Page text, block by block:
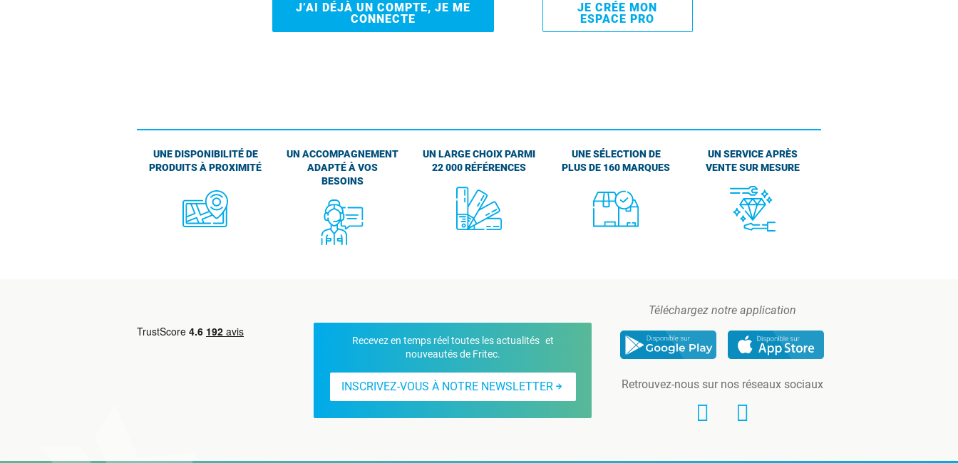
J’AI DÉJÀ UN COMPTE, JE ME
CONNECTE
JE CRÉE MON
ESPACE PRO
UNE DISPONIBILITÉ DE
PRODUITS À PROXIMITÉ
UN ACCOMPAGNEMENT
ADAPTÉ À VOS
BESOINS
UN LARGE CHOIX PARMI
22 000 RÉFÉRENCES
UNE SÉLECTION DE
PLUS DE 160 MARQUES
UN SERVICE APRÈS
VENTE SUR MESURE
Recevez en temps réel toutes les actualités et
nouveautés de Fritec.
INSCRIVEZ-VOUS À NOTRE NEWSLETTER
Téléchargez notre application
Retrouvez-nous sur nos réseaux sociaux